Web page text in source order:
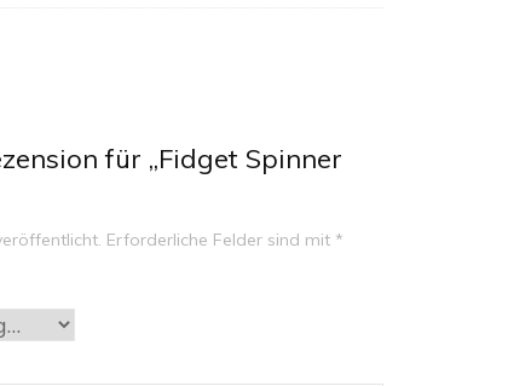
für „Fidget Spinner
Erforderliche Felder sind mit *